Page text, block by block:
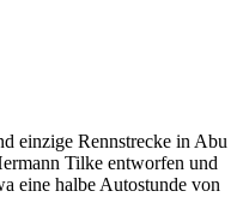
einzige Rennstrecke in Abu
Tilke entworfen und
eine halbe Autostunde von